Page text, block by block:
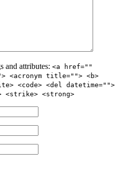
and attributes: <a href=""
title=""> <b>
<code> <del datetime="">
<strike> <strong>